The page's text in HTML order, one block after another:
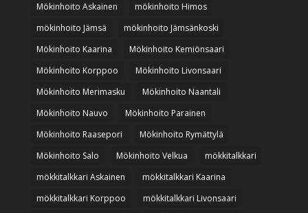
Mökinhoito Askainen
mökinhoito Himos
mökinhoito Jämsä
mökinhoito Jämsänkoski
Mökinhoito Kaarina
Mökinhoito Kemiönsaari
Mökinhoito Korppoo
Mökinhoito Livonsaari
Mökinhoito Merimasku
Mökinhoito Naantali
Mökinhoito Nauvo
Mökinhoito Parainen
Mökinhoito Raasepori
Mökinhoito Rymättylä
Mökinhoito Salo
Mökinhoito Velkua
mökkitalkkari
mökkitalkkari Askainen
mökkitalkkari Kaarina
mökkitalkkari Korppoo
mökkitalkkari Livonsaari